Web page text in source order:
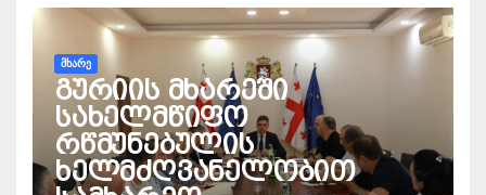
ᲛᲮᲐᲠᲔ
გურიის მხარეში
სახელმწიფო
რწმუნებულის
ხელმძღვანელობით